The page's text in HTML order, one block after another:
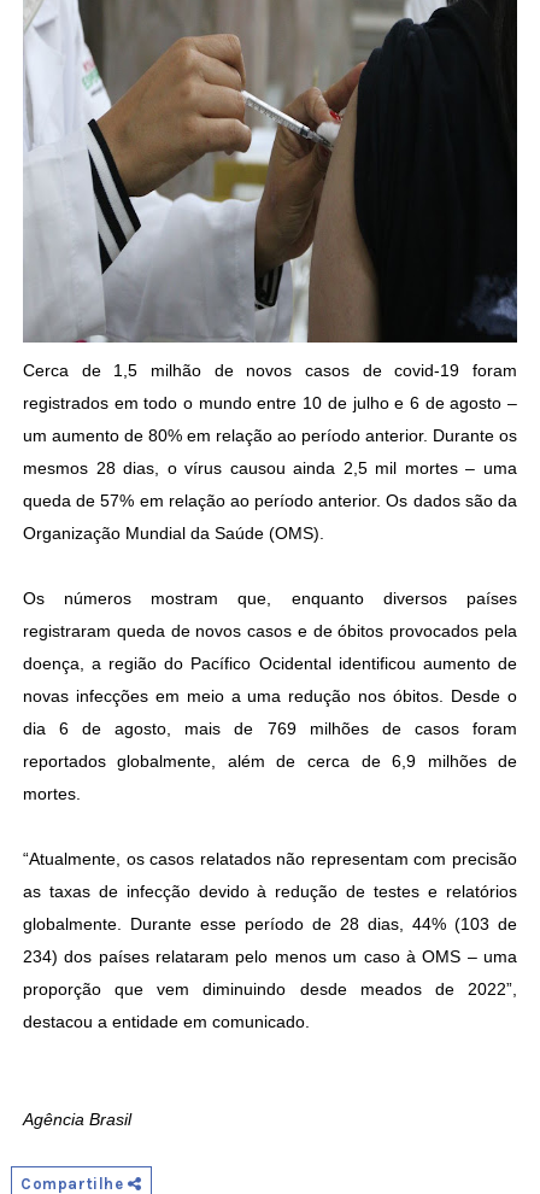
Cerca de 1,5 milhão de novos casos de covid-19 foram
registrados em todo o mundo entre 10 de julho e 6 de agosto –
um aumento de 80% em relação ao período anterior. Durante os
mesmos 28 dias, o vírus causou ainda 2,5 mil mortes – uma
queda de 57% em relação ao período anterior. Os dados são da
Organização Mundial da Saúde (OMS).
Os números mostram que, enquanto diversos países
registraram queda de novos casos e de óbitos provocados pela
doença, a região do Pacífico Ocidental identificou aumento de
novas infecções em meio a uma redução nos óbitos. Desde o
dia 6 de agosto, mais de 769 milhões de casos foram
reportados globalmente, além de cerca de 6,9 milhões de
mortes.
“Atualmente, os casos relatados não representam com precisão
as taxas de infecção devido à redução de testes e relatórios
globalmente. Durante esse período de 28 dias, 44% (103 de
234) dos países relataram pelo menos um caso à OMS – uma
proporção que vem diminuindo desde meados de 2022”,
destacou a entidade em comunicado.
Agência Brasil
Compartilhe